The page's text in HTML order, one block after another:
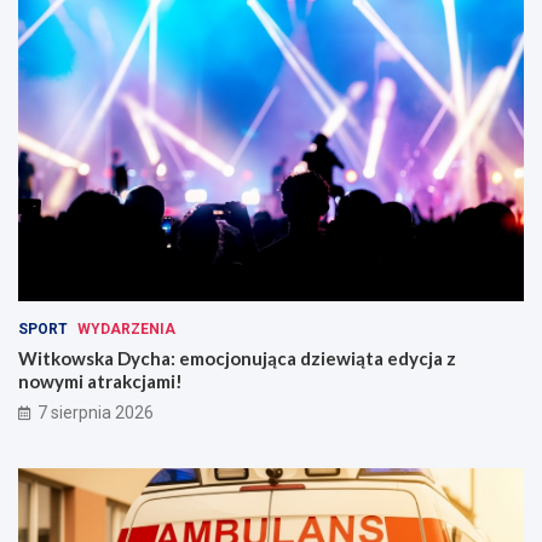
:
N
o
w
z
m
i
a
n
c
h
u
!
i
n
w
e
t
y
c
y
j
SPORT WYDARZENIA
Witkowska Dycha: emocjonująca dziewiąta edycja z
nowymi atrakcjami!
7 sierpnia 2026